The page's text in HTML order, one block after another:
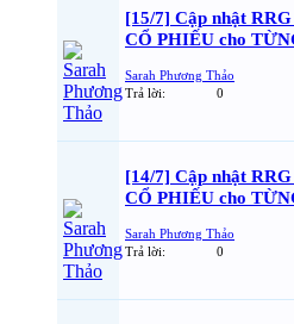
[15/7] Cập nhật
CỔ PHIẾU cho
Sarah Phương Thảo
Trả lời:
0
[14/7] Cập nhật
CỔ PHIẾU cho
Sarah Phương Thảo
Trả lời:
0